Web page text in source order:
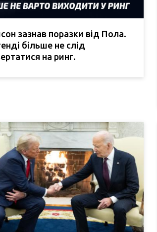
зазнав поразки від Пола.
більше не слід
на ринг.